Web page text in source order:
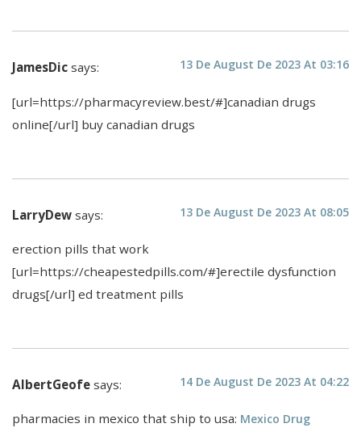
JamesDic says: 13 De August De 2023 At 03:16
[url=https://pharmacyreview.best/#]canadian drugs
online[/url] buy canadian drugs
LarryDew says: 13 De August De 2023 At 08:05
erection pills that work
[url=https://cheapestedpills.com/#]erectile dysfunction
drugs[/url] ed treatment pills
AlbertGeofe says: 14 De August De 2023 At 04:22
pharmacies in mexico that ship to usa: Mexico Drug